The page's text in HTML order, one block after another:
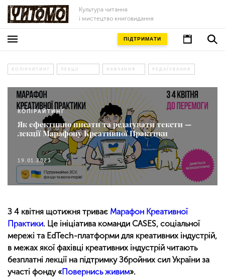
Культура читання
і мистецтво книговидання
ПІДТРИМАТИ
КОПІРАЙТИНГ ЛЕКЦІЇ НАВЧАННЯ РЕДАГУВАННЯ
КОПІРАЙТИНГ
Як ефективно писати та редагувати тексти —
лекції Марафону Креативної Практики
19.01.2023
З 4 квітня щотижня триває Марафон Креативної
Практики. Це ініціатива команди CASES, соціальної
мережі та EdTech-платформи для креативних індустрій,
в межах якої фахівці креативних індустрій читають
безплатні лекції на підтримку Збройних сил України за
участі фонду «Повернись живим».